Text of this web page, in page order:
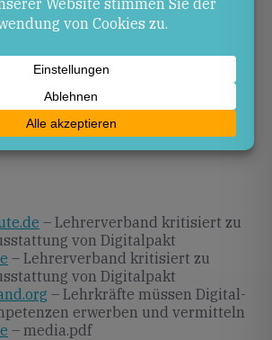
der Mittelvergabe und eine
sind notwendig, um die
der Schulen voranzutreiben.
zur Qualifizierung von
und KI-Kompetenzen
– Lehrerverband kritisiert zu
von Digitalpakt
– Lehrerverband kritisiert zu
von Digitalpakt
– Lehrkräfte müssen Digital-
erwerben und vermitteln
– media.pdf